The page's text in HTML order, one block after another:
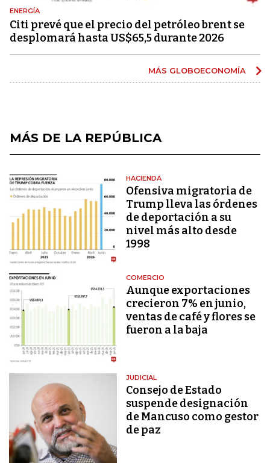
ENERGÍA
Citi prevé que el precio del petróleo brent se
desplomará hasta US$65,5 durante 2026
MÁS GLOBOECONOMÍA
MÁS DE LA REPÚBLICA
HACIENDA
Ofensiva migratoria de
Trump lleva las órdenes
de deportación a su
nivel más alto desde
1998
COMERCIO
Aunque exportaciones
crecieron 7% en junio,
ventas de café y flores se
fueron a la baja
JUDICIAL
Consejo de Estado
suspende designación
de Mancuso como gestor
de paz